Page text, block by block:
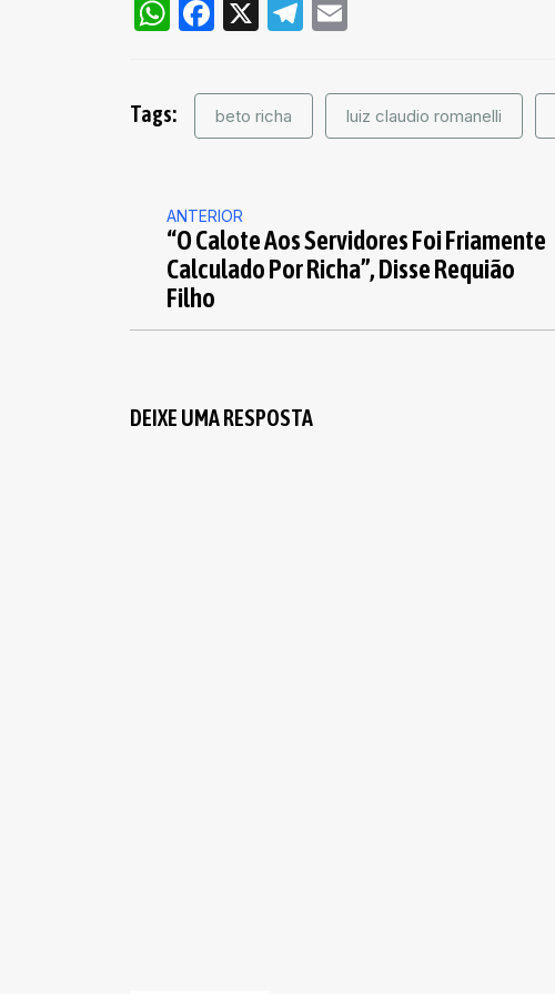
WhatsApp
Facebook
X Telegram
Tags: beto richa luiz claudio romanelli
ANTERIOR
“O Calote Aos Servidores Foi Friamente
Calculado Por Richa”, Disse Requião
Filho
DEIXE UMA RESPOSTA